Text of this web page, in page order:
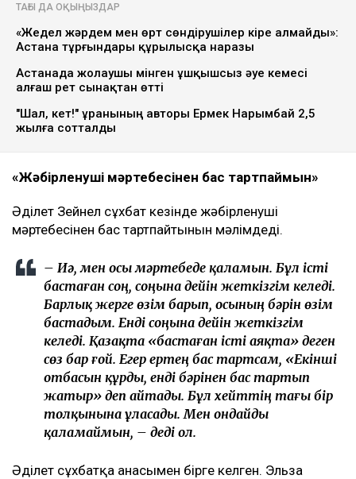
ТАҒЫ ДА ОҚЫҢЫЗДАР
«Жедел жәрдем мен өрт сөндірушілер кіре алмайды»:
Астана тұрғындары құрылысқа наразы
Астанада жолаушы мінген ұшқышсыз әуе кемесі
алғаш рет сынақтан өтті
"Шал, кет!" ұранының авторы Ермек Нарымбай 2,5
жылға сотталды
«Жәбірленуші мәртебесінен бас тартпаймын»
Әділет Зейнел сұхбат кезінде жәбірленуші
мәртебесінен бас тартпайтынын мәлімдеді.
– Иә, мен осы мәртебеде қаламын. Бұл істі
бастаған соң, соңына дейін жеткізгім келеді.
Барлық жерге өзім барып, осының бәрін өзім
бастадым. Енді соңына дейін жеткізгім
келеді. Қазақта «бастаған істі аяқта» деген
сөз бар ғой. Егер ертең бас тартсам, «Екінші
отбасын құрды, енді бәрінен бас тартып
жатыр» деп айтады. Бұл хейттің тағы бір
толқынына ұласады. Мен ондайды
қаламаймын, – деді ол.
Әділет сұхбатқа анасымен бірге келген. Эльза